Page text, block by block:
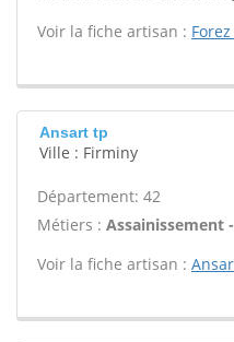
Voir la fiche artisan :
Ansart tp
Ville : Firminy
Département: 42
Métiers : Assainissement -
Voir la fiche artisan :